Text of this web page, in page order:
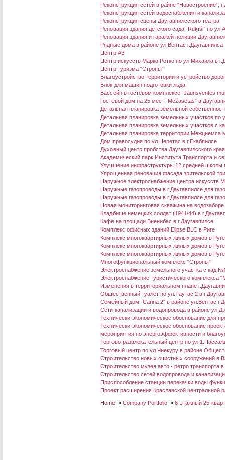
Реконструкция сетей в райне “Новостроение”,
Реконструкция сетей водоснабжения и
Реконструкция сцены Даугавпилсского театра
Реновация здания детского сада “Rūķīši” по
Реновация здания и гаражей полиции
Рядные дома в районе ул.Вентас г.Даугавпилса
Центр АЗ
Центр искусств Марка Ротко по ул.Михаила в
Центр туризма “Стропы”
Благоустройство территории и устройство
Блок для машин подготовки льда
Бассейн в гостевом комплексе “Jaunsventes
Гостевой дом на 25 мест “Mežasētas” в
Детальная планировка земельной
Детальная планировка земельных участков по
Детальная планировка земельных участков с
Детальная планировка территории Межциемса
Дом правосудия по ул.Неретас в г.Екабпилсе
Духовный центр пробства Даугавпилсского
Академический парк Института Транспорта и
Улучшение инфраструктуры 12 средней
Упрощенная реновация фасада зрительской
Наружное электроснабжение центра искусств
Наружные газопроводы в г.Даугавпилсе для
Наружные газопроводы в г.Даугавпилсе для
Новая мониторинговая скважина на
Кладбище немецких солдат (1941/44) в
Кафе на площади Виенибас в г.Даугавпилсе
Комплекс офисных зданий Elipse BLC в Риге
Комплекс многоквартирных жилых домов в
Комплекс многоквартирных жилых домов в
Комплекс многоквартирных жилых домов в
Многофункциональный комплекс “Стропы”
Электроснабжение земельного участка с
Электроснабжение туристического комплекса
Изменения в территориальном плане
Общественный туалет по ул.Таутас 2 в
Семейный дом “Carina 2″ в районе ул.Вентас
Сети канализации и водопровода в районе
Технически-экономическое обоснование для
Технически-экономическое обоснование
мероприятия по энергоэффективности и
Торгово-развлекательный центр по
Торговый центр по ул.Чиекуру в районе
Строительство новых очистных сооружений в
Строительство музея авто - ретро транспорта
Строительство сетей водопровода и
Приспособление станции перекачки воды
Проект расширения Краславской центральной
Home » Company Portfolio » 6-этажный 25-